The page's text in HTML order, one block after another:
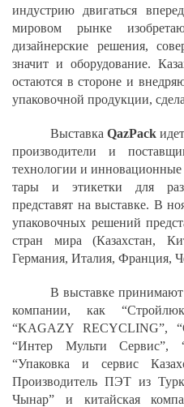
индустрию двигаться
мировом рынке
дизайнерские решения,
значит и оборудование.
остаются в стороне и
упаковочной продукции,
ВыставкаQazPack
производители и
технологии и
тары и этикетки для
представят на выставке. В
упаковочных решений
стран мира (Казахстан,
Германия, Италия, Франция,
В выставке принимают
компании, как
“KAGAZY RECYCLING”,
“Интер Мульти Сервис”,
“Упаковка и сервис
Производитель ПЭТ из
Чынар” и китайская